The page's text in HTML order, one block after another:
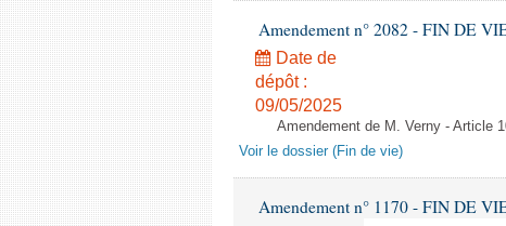
Amendement n° 2082 - FIN DE
Date de
dépôt :
09/05/2025
Amendement de M. Verny - Article
Voir le dossier (Fin de vie)
Amendement n° 1170 - FIN DE